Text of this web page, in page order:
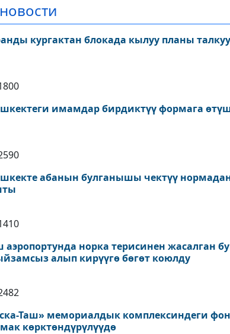
кургактан блокада кылуу планы
имамдар бирдиктүү формага
абанын булганышы чектүү нормадан
аэропортунда норка терисинен жасалган
алып кирүүгө бөгөт коюлду
Таш» мемориалдык комплексиндеги
көрктөндүрүлүүдө